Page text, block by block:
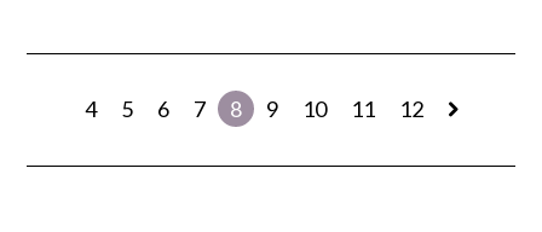
4 5 6 7 8 9 10 11 12